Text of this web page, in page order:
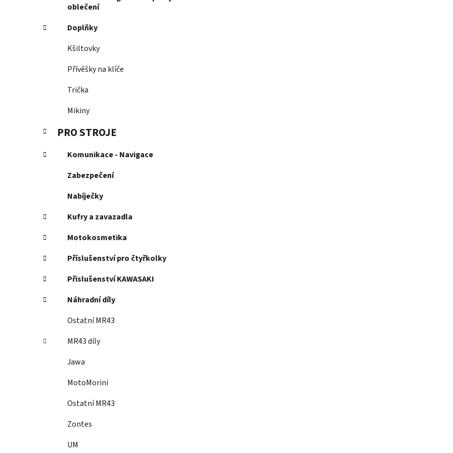
oblečení
Doplňky
Kšiltovky
Přívěšky na klíče
Trička
Mikiny
PRO STROJE
Komunikace - Navigace
Zabezpečení
Nabíječky
Kufry a zavazadla
Motokosmetika
Příslušenství pro čtyřkolky
Přislušenství KAWASAKI
Náhradní díly
Ostatní MR43
MR43 díly
Jawa
MotoMorini
Ostatní MR43
Zontes
UM